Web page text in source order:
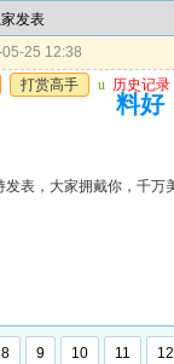
发表
25 12:38
打赏高手 u 历史记录
料好
发表，大家拥戴你，千万
8 9 10 11 12